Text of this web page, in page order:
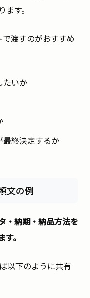
す。
渡すのがおすすめ
たいか
最終決定するか
文の例
・納期・納品方法を
。
以下のように共有